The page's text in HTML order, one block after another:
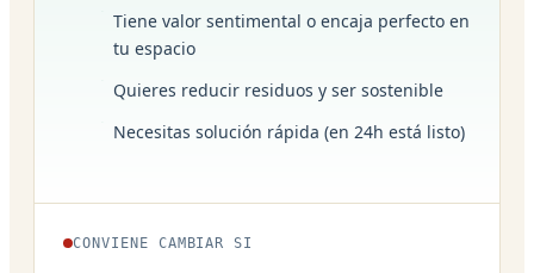
Tiene valor sentimental o encaja perfecto en
tu espacio
Quieres reducir residuos y ser sostenible
Necesitas solución rápida (en 24h está listo)
CONVIENE CAMBIAR SI